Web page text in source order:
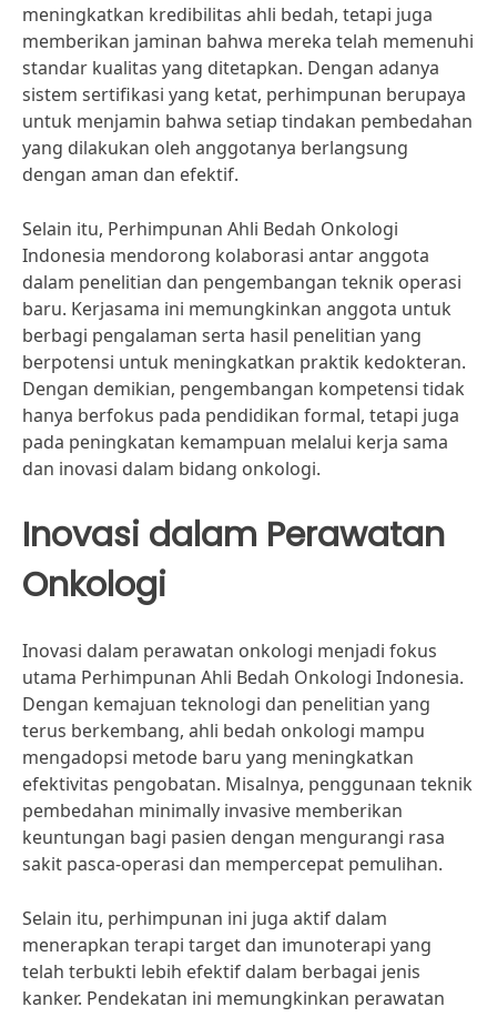
meningkatkan kredibilitas ahli bedah, tetapi juga
memberikan jaminan bahwa mereka telah memenuhi
standar kualitas yang ditetapkan. Dengan adanya
sistem sertifikasi yang ketat, perhimpunan berupaya
untuk menjamin bahwa setiap tindakan pembedahan
yang dilakukan oleh anggotanya berlangsung
dengan aman dan efektif.
Selain itu, Perhimpunan Ahli Bedah Onkologi
Indonesia mendorong kolaborasi antar anggota
dalam penelitian dan pengembangan teknik operasi
baru. Kerjasama ini memungkinkan anggota untuk
berbagi pengalaman serta hasil penelitian yang
berpotensi untuk meningkatkan praktik kedokteran.
Dengan demikian, pengembangan kompetensi tidak
hanya berfokus pada pendidikan formal, tetapi juga
pada peningkatan kemampuan melalui kerja sama
dan inovasi dalam bidang onkologi.
Inovasi dalam Perawatan
Onkologi
Inovasi dalam perawatan onkologi menjadi fokus
utama Perhimpunan Ahli Bedah Onkologi Indonesia.
Dengan kemajuan teknologi dan penelitian yang
terus berkembang, ahli bedah onkologi mampu
mengadopsi metode baru yang meningkatkan
efektivitas pengobatan. Misalnya, penggunaan teknik
pembedahan minimally invasive memberikan
keuntungan bagi pasien dengan mengurangi rasa
sakit pasca-operasi dan mempercepat pemulihan.
Selain itu, perhimpunan ini juga aktif dalam
menerapkan terapi target dan imunoterapi yang
telah terbukti lebih efektif dalam berbagai jenis
kanker. Pendekatan ini memungkinkan perawatan